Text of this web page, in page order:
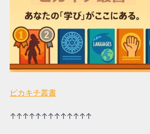
ピカキチ叢書
↑↑↑↑↑↑↑↑↑↑↑↑↑